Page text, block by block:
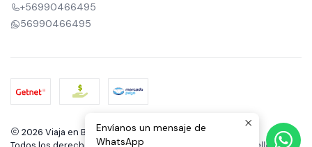
+56990466495
56990466495
2026 Viaja en Bici.Envíanos un mensaje de
WhatsApp